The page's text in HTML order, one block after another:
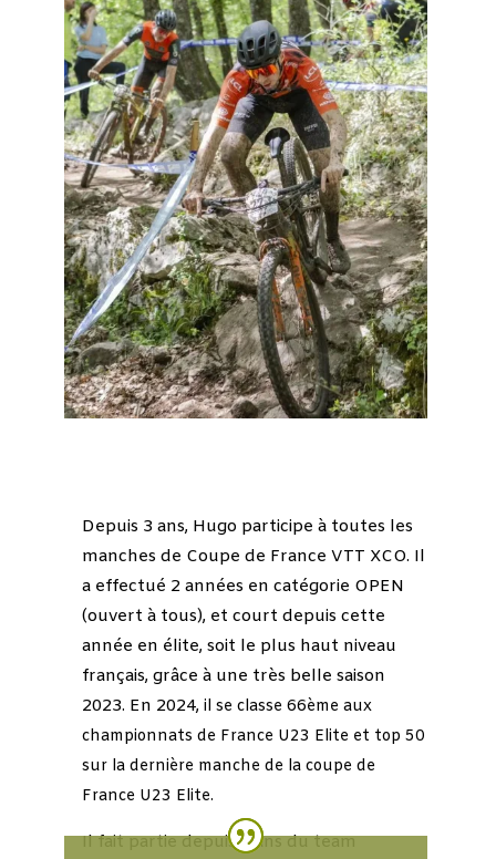
Depuis 3 ans, Hugo participe à toutes les
manches de Coupe de France VTT XCO. Il
a effectué 2 années en catégorie OPEN
(ouvert à tous), et court depuis cette
année en élite, soit le plus haut niveau
français, grâce à une très belle saison
2023. En 2024, il se classe 66ème aux
championnats de France U23 Elite et top 50
sur la dernière manche de la coupe de
France U23 Elite.
Il fait partie depuis 2 ans du team